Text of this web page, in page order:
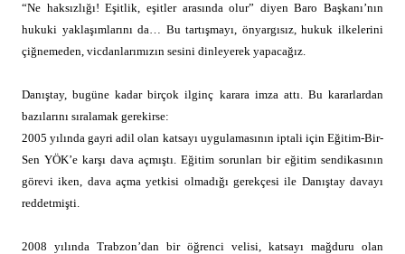
“Ne haksızlığı! Eşitlik, eşitler arasında olur” diyen Baro Başkanı’nın
hukuki yaklaşımlarını da… Bu tartışmayı, önyargısız, hukuk ilkelerini
çiğnemeden, vicdanlarımızın sesini dinleyerek yapacağız.
Danıştay, bugüne kadar birçok ilginç karara imza attı. Bu kararlardan
bazılarını sıralamak gerekirse:
2005 yılında gayri adil olan katsayı uygulamasının iptali için Eğitim-Bir-
Sen YÖK’e karşı dava açmıştı. Eğitim sorunları bir eğitim sendikasının
görevi iken, dava açma yetkisi olmadığı gerekçesi ile Danıştay davayı
reddetmişti.
2008 yılında Trabzon’dan bir öğrenci velisi, katsayı mağduru olan